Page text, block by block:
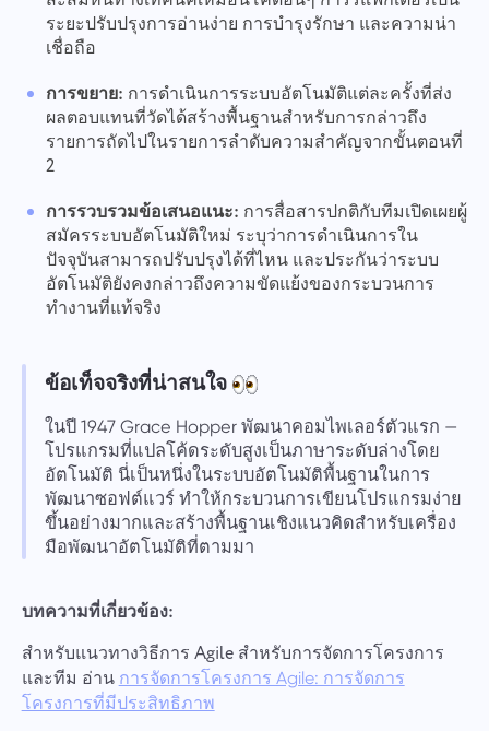
ระยะปรับปรุงการอ่านง่าย การบำรุงรักษา และความน่า
เชื่อถือ
การขยาย: การดำเนินการระบบอัตโนมัติแต่ละครั้งที่ส่ง
ผลตอบแทนที่วัดได้สร้างพื้นฐานสำหรับการกล่าวถึง
รายการถัดไปในรายการลำดับความสำคัญจากขั้นตอนที่
2
การรวบรวมข้อเสนอแนะ: การสื่อสารปกติกับทีมเปิดเผยผู้
สมัครระบบอัตโนมัติใหม่ ระบุว่าการดำเนินการใน
ปัจจุบันสามารถปรับปรุงได้ที่ไหน และประกันว่าระบบ
อัตโนมัติยังคงกล่าวถึงความขัดแย้งของกระบวนการ
ทำงานที่แท้จริง
ข้อเท็จจริงที่น่าสนใจ
ในปี 1947 Grace Hopper พัฒนาคอมไพเลอร์ตัวแรก —
โปรแกรมที่แปลโค้ดระดับสูงเป็นภาษาระดับล่างโดย
อัตโนมัติ นี่เป็นหนึ่งในระบบอัตโนมัติพื้นฐานในการ
พัฒนาซอฟต์แวร์ ทำให้กระบวนการเขียนโปรแกรมง่าย
ขึ้นอย่างมากและสร้างพื้นฐานเชิงแนวคิดสำหรับเครื่อง
มือพัฒนาอัตโนมัติที่ตามมา
บทความที่เกี่ยวข้อง:
สำหรับแนวทางวิธีการ Agile สำหรับการจัดการโครงการ
และทีม อ่านการจัดการโครงการ Agile: การจัดการ
โครงการที่มีประสิทธิภาพ